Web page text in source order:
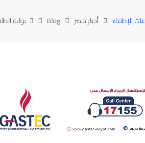
الإطفاء أخبار مصر Blog بوابة